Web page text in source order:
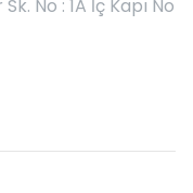
No : 1A İç Kapı No